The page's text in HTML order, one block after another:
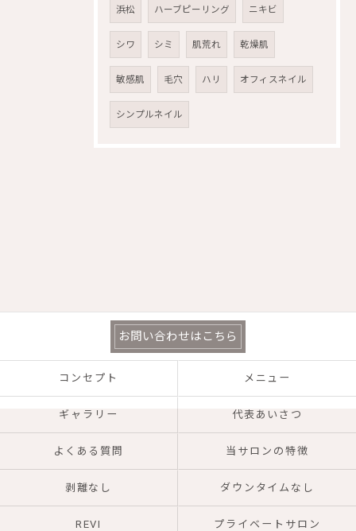
浜松 ハーブピーリング ニキビ
シワ シミ 肌荒れ 乾燥肌
敏感肌 毛穴 ハリ オフィスネイル
シンプルネイル
お問い合わせはこちら
コンセプト メニュー
ギャラリー 代表あいさつ
よくある質問 当サロンの特徴
剥離なし ダウンタイムなし
REVI プライベートサロン